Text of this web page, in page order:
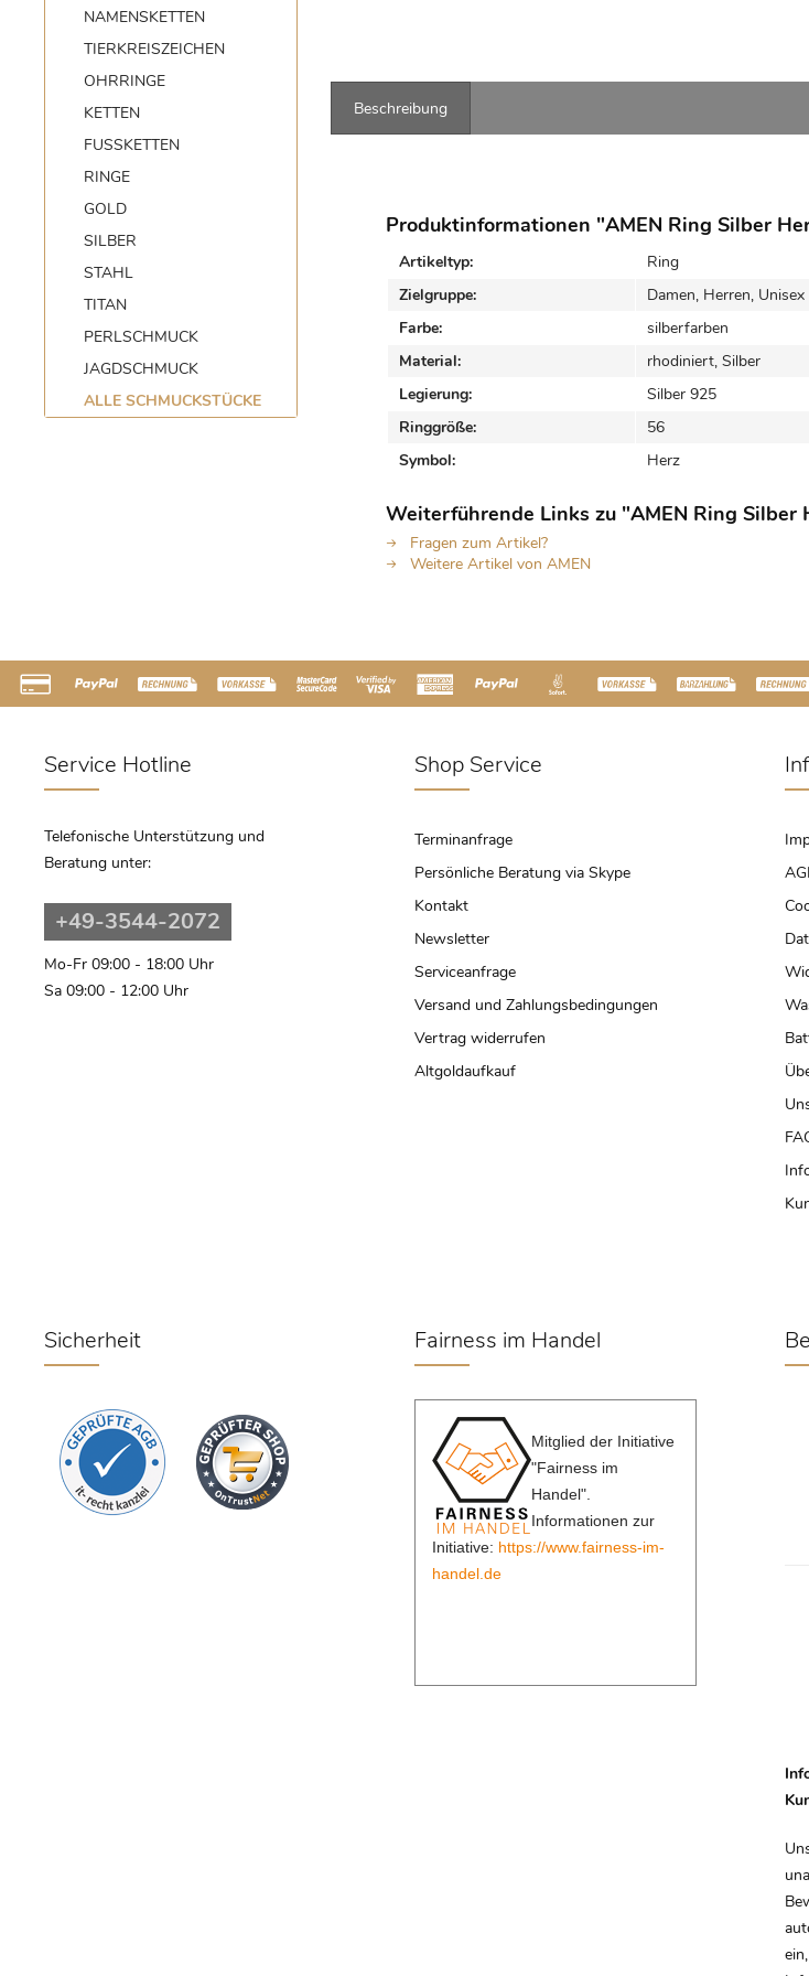
NAMENSKETTEN
TIERKREISZEICHEN
OHRRINGE
KETTEN
FUSSKETTEN
RINGE
GOLD
SILBER
STAHL
TITAN
PERLSCHMUCK
JAGDSCHMUCK
ALLE SCHMUCKSTÜCKE
Beschreibung
Produktinformationen "AMEN Ring Silber
Artikeltyp:
Ring
Zielgruppe:
Damen, Herren, Unisex
Farbe:
silberfarben
Material:
rhodiniert, Silber
Legierung:
Silber 925
Ringgröße:
56
Symbol:
Herz
Weiterführende Links zu "AMEN Ring Silber
Fragen zum Artikel?
Weitere Artikel von AMEN
Service Hotline
Telefonische Unterstützung und
Beratung unter:
+49-3544-2072
Mo-Fr 09:00 - 18:00 Uhr
Sa 09:00 - 12:00 Uhr
Shop Service
Terminanfrage
Persönliche Beratung via Skype
Kontakt
Newsletter
Serviceanfrage
Versand und Zahlungsbedingungen
Vertrag widerrufen
Altgoldaufkauf
Sicherheit Fairness im Handel
Mitglied der Initiative
"Fairness im
Handel".
Informationen zur
Initiative: https://www.fairness-im-
handel.de